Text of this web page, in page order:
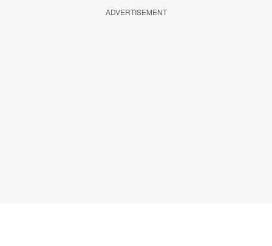
ADVERTISEMENT